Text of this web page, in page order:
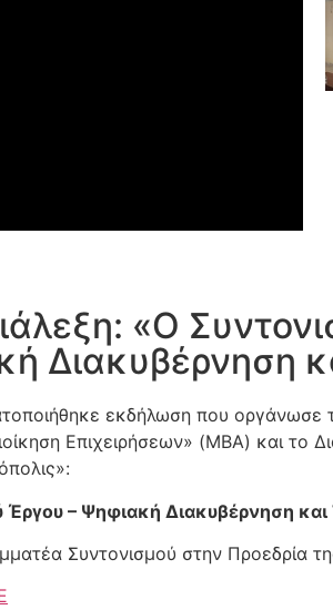
«Ο
Διακυβέρνηση
εκδήλωση που
Επιχειρήσεων» (MBA) και
Έργου – Ψηφιακή Διακυβέρνηση
Συντονισμού στην Προεδρία